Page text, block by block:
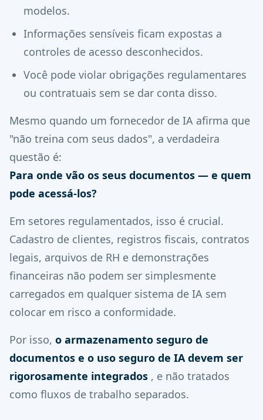
modelos.
Informações sensíveis ficam expostas a
controles de acesso desconhecidos.
Você pode violar obrigações regulamentares
ou contratuais sem se dar conta disso.
Mesmo quando um fornecedor de IA afirma que
"não treina com seus dados", a verdadeira
questão é:
Para onde vão os seus documentos — e quem
pode acessá-los?
Em setores regulamentados, isso é crucial.
Cadastro de clientes, registros fiscais, contratos
legais, arquivos de RH e demonstrações
financeiras não podem ser simplesmente
carregados em qualquer sistema de IA sem
colocar em risco a conformidade.
Por isso, o armazenamento seguro de
documentos e o uso seguro de IA devem ser
rigorosamente integrados , e não tratados
como fluxos de trabalho separados.